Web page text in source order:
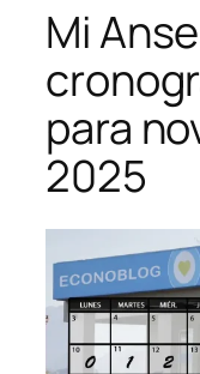
Mi
para
2025